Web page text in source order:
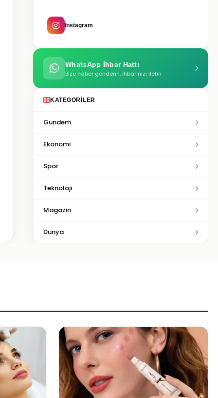
Instagram
WhatsApp İhbar Hattı
Bize haber gönderin, ihbarınızı iletin
KATEGORILER
Gundem
Ekonomi
Spor
Teknoloji
Magazin
Dunya